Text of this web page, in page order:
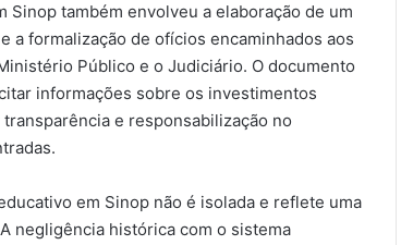
também envolveu a elaboração de um
a formalização de ofícios encaminhados aos
Público e o Judiciário. O documento
informações sobre os investimentos
e responsabilização no
em Sinop não é isolada e reflete uma
negligência histórica com o sistema